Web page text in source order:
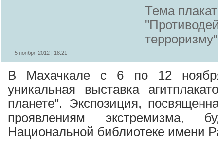
Тема
терроризму"
5 ноября 2012 | 18:21
В Махачкале с 6 по 12
уникальная выставка
планете". Экспозиция,
проявлениям экстремизма,
Национальной библиотеке имени